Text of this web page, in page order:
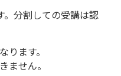
。分割しての受講は認
ります。
ません。